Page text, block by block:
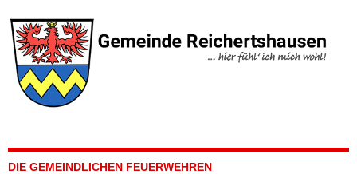
DIE GEMEINDLICHEN FEUERWEHREN